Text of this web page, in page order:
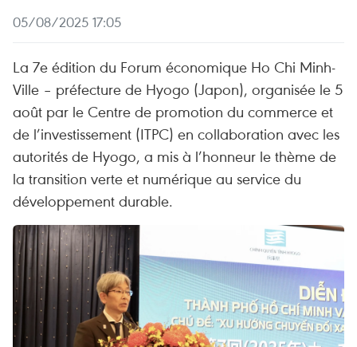
05/08/2025 17:05
La 7e édition du Forum économique Ho Chi Minh-
Ville – préfecture de Hyogo (Japon), organisée le 5
août par le Centre de promotion du commerce et
de l’investissement (ITPC) en collaboration avec les
autorités de Hyogo, a mis à l’honneur le thème de
la transition verte et numérique au service du
développement durable.